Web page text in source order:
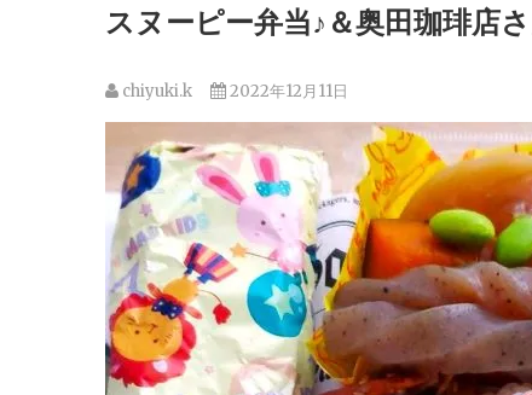
スヌーピー弁当♪＆奥田珈琲店
chiyuki.k 2022年12月11日